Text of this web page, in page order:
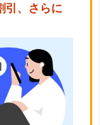
引、さらに